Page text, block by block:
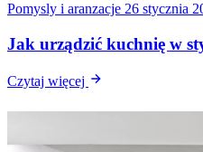
Pomysly i aranzacje 26 stycznia
Jak urządzić kuchnię w
Czytaj więcej